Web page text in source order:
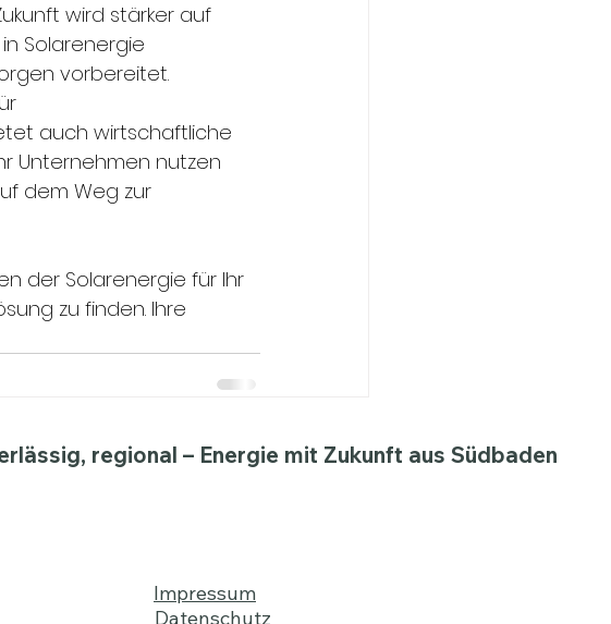
wird stärker auf
Solarenergie
vorbereitet.
auch wirtschaftliche
Unternehmen nutzen
dem Weg zur
der Solarenergie für Ihr
zu finden. Ihre
regional – Energie mit Zukunft aus Südbaden
Impressum
Datenschutz